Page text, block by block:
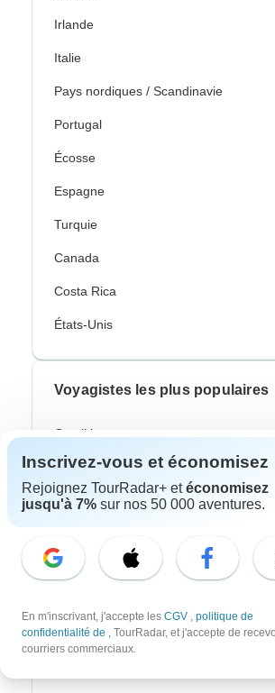
Irlande
Italie
Pays nordiques / Scandinavie
Portugal
Écosse
Espagne
Turquie
Canada
Costa Rica
États-Unis
Voyagistes les plus populaires
Contiki
Cosmos
G Adventures
Topdeck
CroisiEurope River Cruises
Inscrivez-vous et économisez
Rejoignez TourRadar+ etéconomisez
jusqu'à 7% sur nos 50 000 aventures.
En m'inscrivant, j'accepte les CGV , politique de
confidentialité de , TourRadar, et j'accepte de
courriers commerciaux.